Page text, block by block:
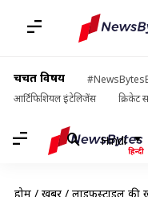
चर्चित विषय
आर्टिफिशियल इंटेलिजेंस
क्रिकेट
Hindi
होम / खबरें / लाइफस्टाइल की